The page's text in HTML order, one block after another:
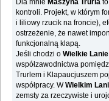
Dla mnieMaszyna Trurla
kontroli. Projekt, w którym
i liliowy rzucik na froncie),
ostrzeżenie, że nawet
funkcjonalną klapą.
Jeśli chodzi oWielkie Lanie
współzawodnictwa
Trurlem i Klapaucjuszem
współpracy. WWielkim
zemsty za rzeczywiste i